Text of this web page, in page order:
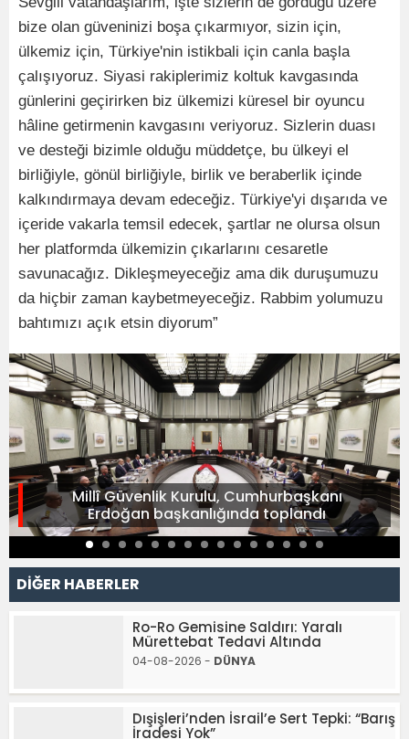
bize olan güveninizi boşa çıkarmıyor, sizin için,
ülkemiz için, Türkiye'nin istikbali için canla başla
çalışıyoruz. Siyasi rakiplerimiz koltuk kavgasında
günlerini geçirirken biz ülkemizi küresel bir oyuncu
hâline getirmenin kavgasını veriyoruz. Sizlerin duası
ve desteği bizimle olduğu müddetçe, bu ülkeyi el
birliğiyle, gönül birliğiyle, birlik ve beraberlik içinde
kalkındırmaya devam edeceğiz. Türkiye'yi dışarıda ve
içeride vakarla temsil edecek, şartlar ne olursa olsun
her platformda ülkemizin çıkarlarını cesaretle
savunacağız. Dikleşmeyeceğiz ama dik duruşumuzu
da hiçbir zaman kaybetmeyeceğiz. Rabbim yolumuzu
bahtımızı açık etsin diyorum”
Millî Güvenlik Kurulu, Cumhurbaşkanı
Erdoğan başkanlığında toplandı
DİĞER HABERLER
Ro-Ro Gemisine Saldırı: Yaralı
Mürettebat Tedavi Altında
04-08-2026 - DÜNYA
Dışişleri’nden İsrail’e Sert Tepki: “Barış
İradesi Yok”